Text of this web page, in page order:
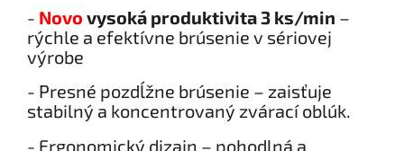
- Novo vysoká produktivita 3 ks/min –
rýchle a efektívne brúsenie v sériovej
výrobe
- Presné pozdĺžne brúsenie – zaisťuje
stabilný a koncentrovaný zvárací oblúk.
- Ergonomický dizajn – pohodlná a